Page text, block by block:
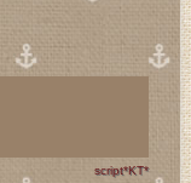
script*KT*